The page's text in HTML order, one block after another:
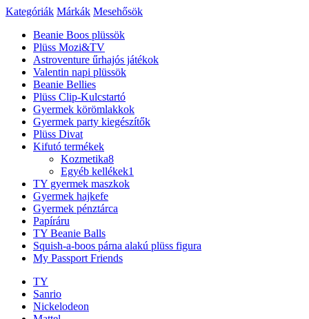
Kategóriák Márkák Mesehősök
Beanie Boos plüssök
Plüss Mozi&TV
Astroventure űrhajós játékok
Valentin napi plüssök
Beanie Bellies
Plüss Clip-Kulcstartó
Gyermek körömlakkok
Gyermek party kiegészítők
Plüss Divat
Kifutó termékek
Kozmetika8
Egyéb kellékek1
TY gyermek maszkok
Gyermek hajkefe
Gyermek pénztárca
Papíráru
TY Beanie Balls
Squish-a-boos párna alakú plüss figura
My Passport Friends
TY
Sanrio
Nickelodeon